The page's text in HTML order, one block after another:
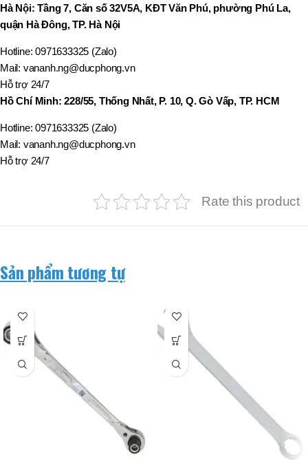
Hà Nội: Tầng 7, Căn số 32V5A, KĐT Văn Phú, phường Phú La,
quận Hà Đông, TP. Hà Nội
Hotline: 0971633325 (Zalo)
Mail: vananh.ng@ducphong.vn
Hỗ trợ 24/7
Hồ Chí Minh: 228/55, Thống Nhất, P. 10, Q. Gò Vấp, TP. HCM
Hotline: 0971633325 (Zalo)
Mail: vananh.ng@ducphong.vn
Hỗ trợ 24/7
Rate this product
Sản phẩm tương tự